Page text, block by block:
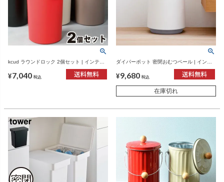
kcud ラウンドロック 2個セット | インテリ
¥7,040 税込
ダイパーポット 密閉おむつペール | インテ
¥9,680 税込
在庫切れ